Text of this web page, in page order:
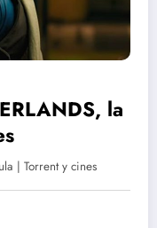
la
| Torrent y cines